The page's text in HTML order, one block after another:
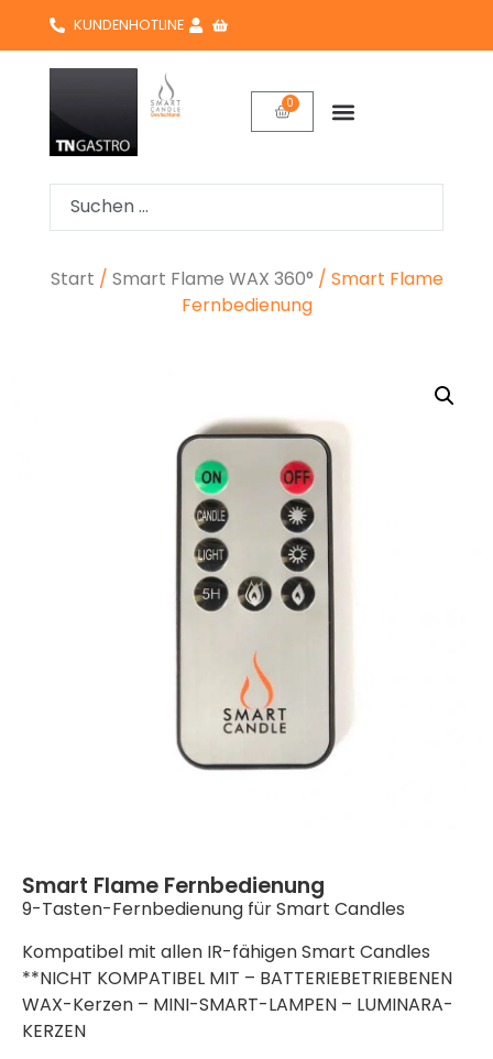
KUNDENHOTLINE
0
Start / Smart Flame WAX 360° / Smart Flame
Fernbedienung
Smart Flame Fernbedienung
9-Tasten-Fernbedienung für Smart Candles
Kompatibel mit allen IR-fähigen Smart Candles
**NICHT KOMPATIBEL MIT – BATTERIEBETRIEBENEN
WAX-Kerzen – MINI-SMART-LAMPEN – LUMINARA-
KERZEN